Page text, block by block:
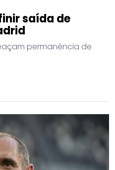
saída de
permanência de